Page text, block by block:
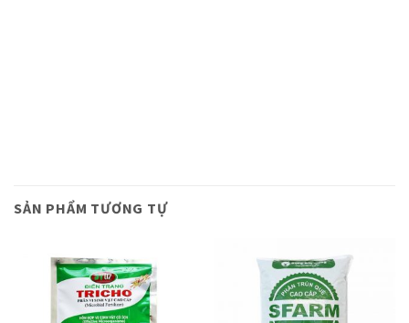
SẢN PHẨM TƯƠNG TỰ